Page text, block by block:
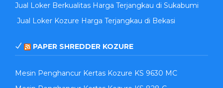
Jual Loker Berkualitas Harga Terjangkau di Sukabumi
Jual Loker Kozure Harga Terjangkau di Bekasi
PAPER SHREDDER KOZURE
Mesin Penghancur Kertas Kozure KS 9630 MC